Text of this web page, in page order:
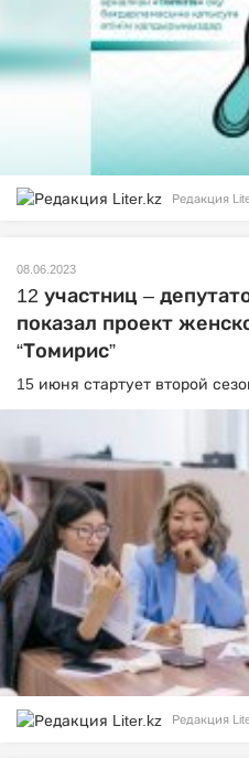
Редакция
08.06.2023
12 участниц –
показал проект
“Томирис”
15 июня стартует второй
Редакция